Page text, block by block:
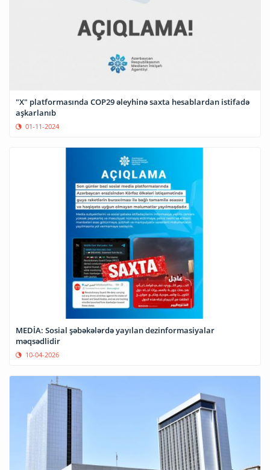
"X" platformasında COP29 əleyhinə saxta hesablardan istifadə
aşkarlanıb
01-11-2024
MEDİA: Sosial şəbəkələrdə yayılan dezinformasiyalar
məqsədlidir
10-04-2026